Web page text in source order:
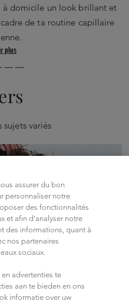
à domicile un look brillant et
de ta routine capillaire
plus
sujets variés
assurer du bon
personnaliser notre
des fonctionnalités
et afin d’analyser notre
des informations, quant à
nos partenaires
sociaux.
advertenties te
aan te bieden en ons
informatie over uw